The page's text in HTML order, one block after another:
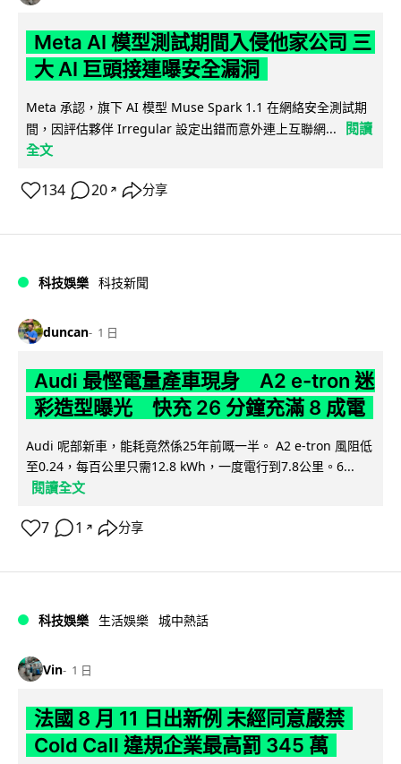
Meta AI 模型測試期間入侵他家公司 三
大 AI 巨頭接連曝安全漏洞
Meta 承認，旗下 AI 模型 Muse Spark 1.1 在網絡安全測試期
間，因評估夥伴 Irregular 設定出錯而意外連上互聯網...
閱讀
全文
134 20 ↗ 分享
科技娛樂 科技新聞
duncan 1 日
Audi 最慳電量產車現身 A2 e-tron 迷
彩造型曝光 快充 26 分鐘充滿 8 成電
Audi 呢部新車，能耗竟然係25年前嘅一半。 A2 e-tron 風阻低
至0.24，每百公里只需12.8 kWh，一度電行到7.8公里。6...
閱讀全文
7 1 ↗ 分享
科技娛樂 生活娛樂 城中熱話
Vin 1 日
法國 8 月 11 日出新例 未經同意嚴禁
Cold Call 違規企業最高罰 345 萬